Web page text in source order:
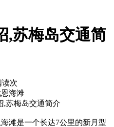
,苏梅岛交通简
读次
海滩
,苏梅岛交通简介
滩是一个长达7公里的新月型